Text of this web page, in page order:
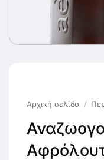
Αρχική σελίδα /